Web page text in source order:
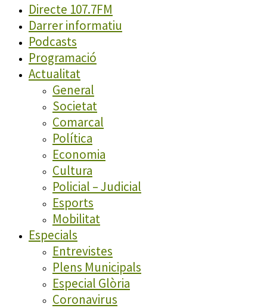
Directe 107.7FM
Darrer informatiu
Podcasts
Programació
Actualitat
General
Societat
Comarcal
Política
Economia
Cultura
Policial – Judicial
Esports
Mobilitat
Especials
Entrevistes
Plens Municipals
Especial Glòria
Coronavirus